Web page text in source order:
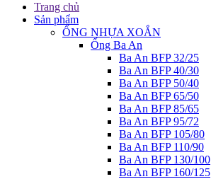
Trang chủ
Sản phẩm
ỐNG NHỰA XOẮN
Ống Ba An
Ba An BFP 32/25
Ba An BFP 40/30
Ba An BFP 50/40
Ba An BFP 65/50
Ba An BFP 85/65
Ba An BFP 95/72
Ba An BFP 105/80
Ba An BFP 110/90
Ba An BFP 130/100
Ba An BFP 160/125